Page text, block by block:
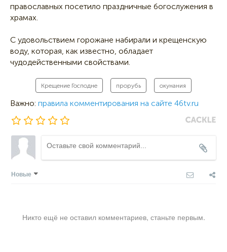
православных посетило праздничные богослужения в
храмах.
С удовольствием горожане набирали и крещенскую
воду, которая, как известно, обладает
чудодейственными свойствами.
Крещение Господне прорубь окунания
Важно: правила комментирования на сайте 46tv.ru
Новые
Никто ещё не оставил комментариев, станьте первым.